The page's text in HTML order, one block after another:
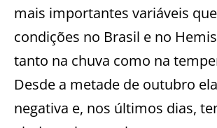
mais importantes variáveis
condições no Brasil e no
tanto na chuva como na
Desde a metade de outubro
negativa e, nos últimos dias,